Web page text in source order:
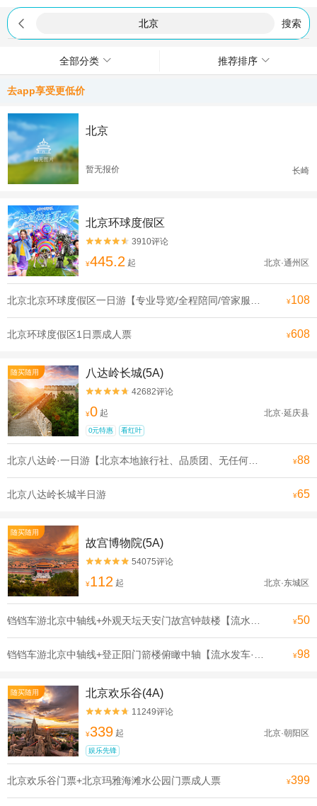
 搜索
全部分类 推荐排序
去app享受更低价
北京
暂无报价 长崎
北京环球度假区

 3910评论
¥445.2 起 北京·通州区
¥108
北京环球度假区1日票成人票 ¥608
随买随用 八达岭长城(5A)

 42682评论
¥0 起 北京·延庆县
0元特惠 看红叶
¥88
北京八达岭长城半日游 ¥65
随买随用
故宫博物院(5A)

 54075评论
¥112 起 北京·东城区
¥50
¥98
随买随用 北京欢乐谷(4A)

 11249评论
¥339 起 北京·朝阳区
娱乐先锋
北京欢乐谷门票+北京玛雅海滩水公园门票成人票 ¥399